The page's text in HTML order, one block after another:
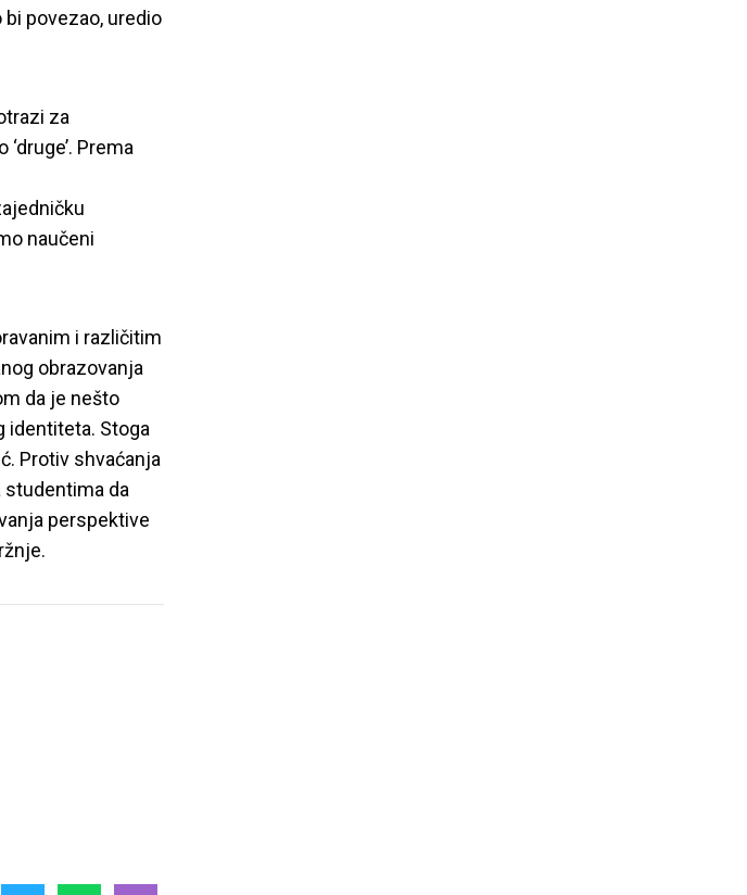
povezao, uredio
za
Prema
naučeni
i različitim
obrazovanja
da je nešto
identiteta. Stoga
Protiv shvaćanja
da
perspektive